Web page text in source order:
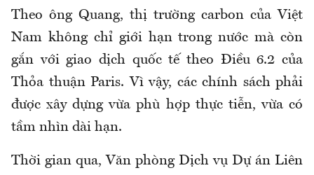
Theo ông Quang, thị trường carbon của Việt
Nam không chỉ giới hạn trong nước mà còn
gắn với giao dịch quốc tế theo Điều 6.2 của
Thỏa thuận Paris. Vì vậy, các chính sách phải
được xây dựng vừa phù hợp thực tiễn, vừa có
tầm nhìn dài hạn.
Thời gian qua, Văn phòng Dịch vụ Dự án Liên